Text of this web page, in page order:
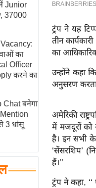
Junior
37000
का
Officer
करने का
बनेगा
Mention
3 धांसू
ट्रंप ने यह
तीन
का
उन्होंने कहा
अनुसरण करता
अमेरिकी
में मजदूरों को
है। इन सभी
‘सेंसरशिप’
हैं।’’
ट्रंप ने कहा,